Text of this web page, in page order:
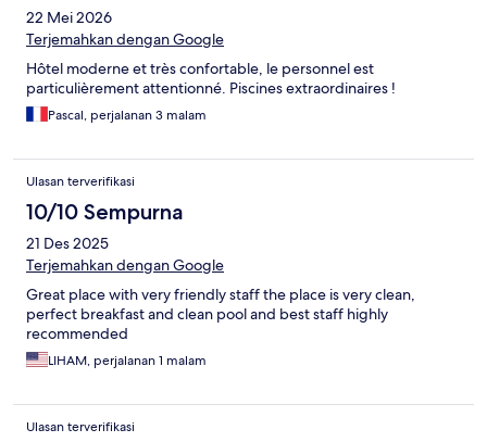
22 Mei 2026
Terjemahkan dengan Google
Hôtel moderne et très confortable, le personnel est
particulièrement attentionné. Piscines extraordinaires !
Pascal, perjalanan 3 malam
Ulasan terverifikasi
10/10 Sempurna
21 Des 2025
Terjemahkan dengan Google
Great place with very friendly staff the place is very clean,
perfect breakfast and clean pool and best staff highly
recommended
LIHAM, perjalanan 1 malam
Ulasan terverifikasi